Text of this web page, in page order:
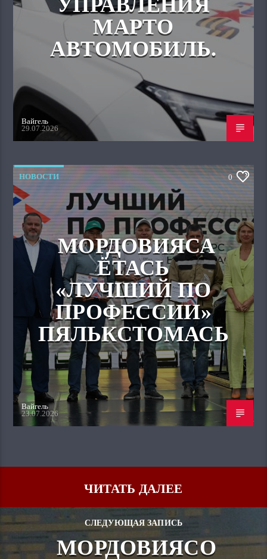
МАРТО
АВТОМОБИЛЬ.
Вайгель
29.07.2026
НОВОСТИ 0
МОРДОВИЯСА
ЁТАСЬ
«ЛУЧШИЙ ПО
ПРОФЕССИИ»
ПЯЛЬКСТОМАСЬ
Вайгель
23.07.2026
ЧИТАТЬ ДАЛЕЕ
СЛЕДУЮЩАЯ ЗАПИСЬ
МОРДОВИЯСО